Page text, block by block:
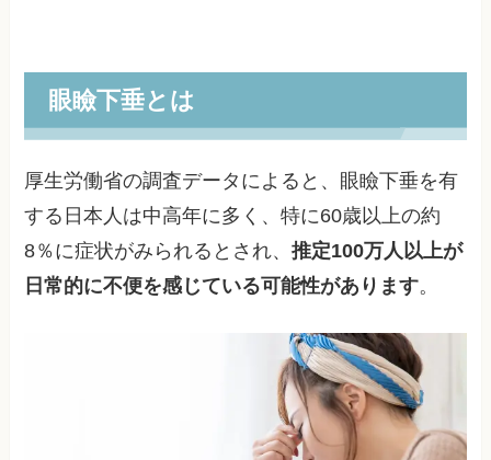
眼瞼下垂とは
厚生労働省の調査データによると、眼瞼下垂を有
する日本人は中高年に多く、特に60歳以上の約
8％に症状がみられるとされ、推定100万人以上が
日常的に不便を感じている可能性があります。